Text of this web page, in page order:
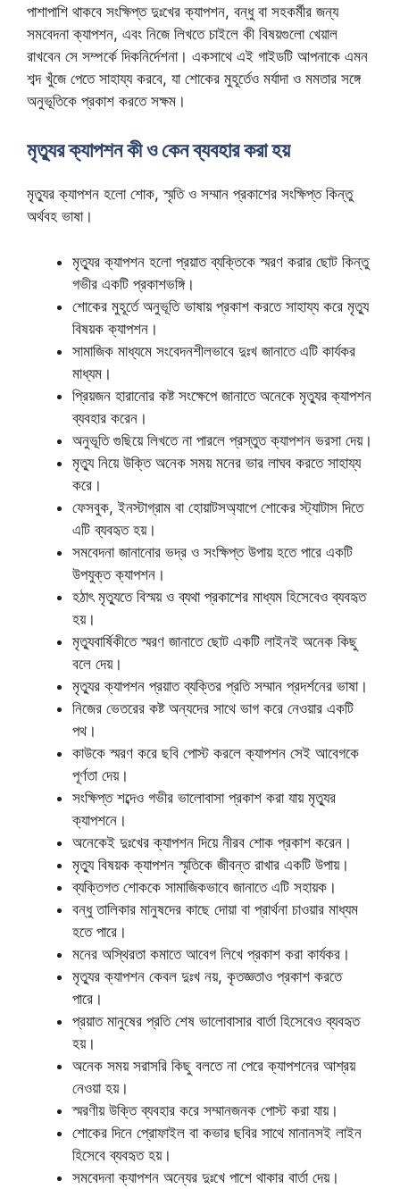
পাশাপাশি থাকবে সংক্ষিপ্ত দুঃখের ক্যাপশন, বন্ধু বা সহকর্মীর জন্য
সমবেদনা ক্যাপশন, এবং নিজে লিখতে চাইলে কী বিষয়গুলো খেয়াল
রাখবেন সে সম্পর্কে দিকনির্দেশনা। একসাথে এই গাইডটি আপনাকে এমন
শব্দ খুঁজে পেতে সাহায্য করবে, যা শোকের মুহূর্তেও মর্যাদা ও মমতার সঙ্গে
অনুভূতিকে প্রকাশ করতে সক্ষম।
মৃত্যুর ক্যাপশন কী ও কেন ব্যবহার করা হয়
মৃত্যুর ক্যাপশন হলো শোক, স্মৃতি ও সম্মান প্রকাশের সংক্ষিপ্ত কিন্তু
অর্থবহ ভাষা।
মৃত্যুর ক্যাপশন হলো প্রয়াত ব্যক্তিকে স্মরণ করার ছোট কিন্তু
গভীর একটি প্রকাশভঙ্গি।
শোকের মুহূর্তে অনুভূতি ভাষায় প্রকাশ করতে সাহায্য করে মৃত্যু
বিষয়ক ক্যাপশন।
সামাজিক মাধ্যমে সংবেদনশীলভাবে দুঃখ জানাতে এটি কার্যকর
মাধ্যম।
প্রিয়জন হারানোর কষ্ট সংক্ষেপে জানাতে অনেকে মৃত্যুর ক্যাপশন
ব্যবহার করেন।
অনুভূতি গুছিয়ে লিখতে না পারলে প্রস্তুত ক্যাপশন ভরসা দেয়।
মৃত্যু নিয়ে উক্তি অনেক সময় মনের ভার লাঘব করতে সাহায্য
করে।
ফেসবুক, ইনস্টাগ্রাম বা হোয়াটসঅ্যাপে শোকের স্ট্যাটাস দিতে
এটি ব্যবহৃত হয়।
সমবেদনা জানানোর ভদ্র ও সংক্ষিপ্ত উপায় হতে পারে একটি
উপযুক্ত ক্যাপশন।
হঠাৎ মৃত্যুতে বিস্ময় ও ব্যথা প্রকাশের মাধ্যম হিসেবেও ব্যবহৃত
হয়।
মৃত্যুবার্ষিকীতে স্মরণ জানাতে ছোট একটি লাইনই অনেক কিছু
বলে দেয়।
মৃত্যুর ক্যাপশন প্রয়াত ব্যক্তির প্রতি সম্মান প্রদর্শনের ভাষা।
নিজের ভেতরের কষ্ট অন্যদের সাথে ভাগ করে নেওয়ার একটি
পথ।
কাউকে স্মরণ করে ছবি পোস্ট করলে ক্যাপশন সেই আবেগকে
পূর্ণতা দেয়।
সংক্ষিপ্ত শব্দেও গভীর ভালোবাসা প্রকাশ করা যায় মৃত্যুর
ক্যাপশনে।
অনেকেই দুঃখের ক্যাপশন দিয়ে নীরব শোক প্রকাশ করেন।
মৃত্যু বিষয়ক ক্যাপশন স্মৃতিকে জীবন্ত রাখার একটি উপায়।
ব্যক্তিগত শোককে সামাজিকভাবে জানাতে এটি সহায়ক।
বন্ধু তালিকার মানুষদের কাছে দোয়া বা প্রার্থনা চাওয়ার মাধ্যম
হতে পারে।
মনের অস্থিরতা কমাতে আবেগ লিখে প্রকাশ করা কার্যকর।
মৃত্যুর ক্যাপশন কেবল দুঃখ নয়, কৃতজ্ঞতাও প্রকাশ করতে
পারে।
প্রয়াত মানুষের প্রতি শেষ ভালোবাসার বার্তা হিসেবেও ব্যবহৃত
হয়।
অনেক সময় সরাসরি কিছু বলতে না পেরে ক্যাপশনের আশ্রয়
নেওয়া হয়।
স্মরণীয় উক্তি ব্যবহার করে সম্মানজনক পোস্ট করা যায়।
শোকের দিনে প্রোফাইল বা কভার ছবির সাথে মানানসই লাইন
হিসেবে ব্যবহৃত হয়।
সমবেদনা ক্যাপশন অন্যের দুঃখে পাশে থাকার বার্তা দেয়।